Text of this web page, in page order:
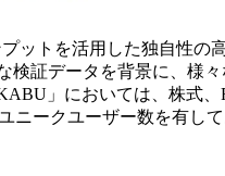
ットを活用した独自性の
証データを背景に、様々
」においては、株式
ニークユーザー数を有して